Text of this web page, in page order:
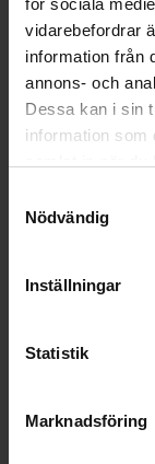
för sociala
vidarebefordrar
information från
annons- och
Dessa kan i sin
information som
Nödvändig
Inställningar
Statistik
Marknadsföring
Bosch